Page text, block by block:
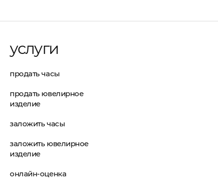
услуги
продать часы
продать ювелирное
изделие
заложить часы
заложить ювелирное
изделие
онлайн-оценка